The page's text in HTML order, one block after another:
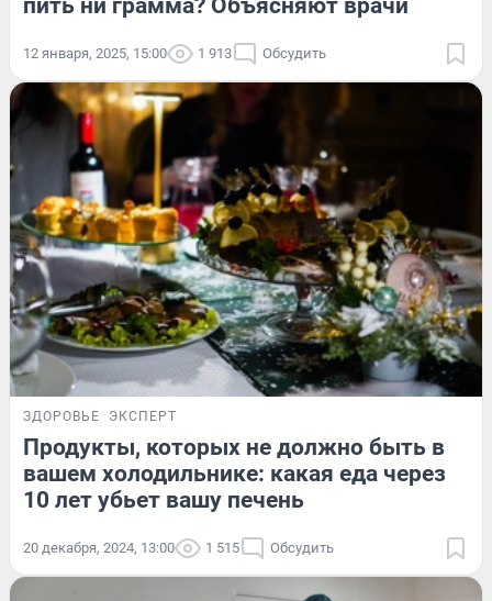
12 января, 2025, 15:00 1 913 Обсудить
ЗДОРОВЬЕ ЭКСПЕРТ
Продукты, которых не должно быть в
вашем холодильнике: какая еда через
10 лет убьет вашу печень
20 декабря, 2024, 13:00 1 515 Обсудить